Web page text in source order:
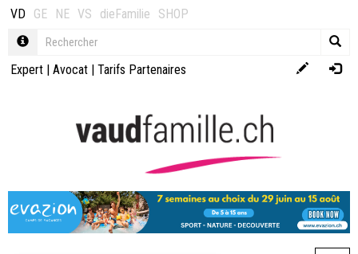
VD GE NE VS dieFamilie SHOP
Expert | Avocat | Tarifs Partenaires